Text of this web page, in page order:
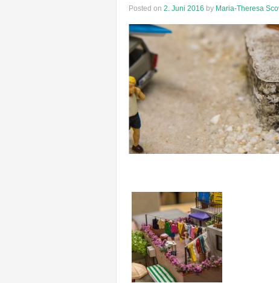
Posted on 2. Juni 2016 by Maria-Theresa